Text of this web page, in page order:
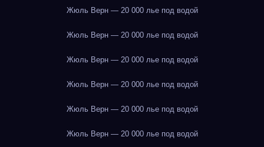
Жюль Верн — 20 000 лье под водой
Жюль Верн — 20 000 лье под водой
Жюль Верн — 20 000 лье под водой
Жюль Верн — 20 000 лье под водой
Жюль Верн — 20 000 лье под водой
Жюль Верн — 20 000 лье под водой